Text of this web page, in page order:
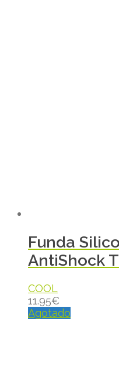
Funda
AntiShock
COOL
11.95€
Agotado